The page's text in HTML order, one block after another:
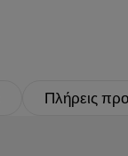
Πλήρεις